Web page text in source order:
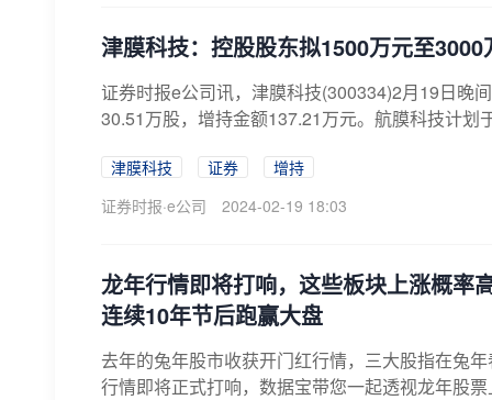
津膜科技：控股股东拟1500万元至
证券时报e公司讯，津膜科技(300334)2月19日晚
30.51万股，增持金额137.21万元。航膜科技计划
津膜科技 证券
增持
证券时报·e公司
2024-02-19 18:03
龙年行情即将打响，这些板块上涨概率
连续10年节后跑赢大盘
去年的兔年股市收获开门红行情，三大股指在兔
行情即将正式打响，数据宝带您一起透视龙年股